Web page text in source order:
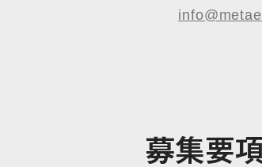
募集要